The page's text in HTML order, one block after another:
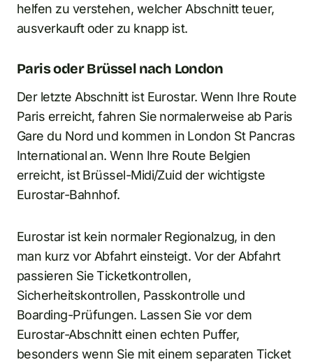
helfen zu verstehen, welcher Abschnitt teuer,
ausverkauft oder zu knapp ist.
Paris oder Brüssel nach London
Der letzte Abschnitt ist Eurostar. Wenn Ihre Route
Paris erreicht, fahren Sie normalerweise ab Paris
Gare du Nord und kommen in London St Pancras
International an. Wenn Ihre Route Belgien
erreicht, ist Brüssel-Midi/Zuid der wichtigste
Eurostar-Bahnhof.
Eurostar ist kein normaler Regionalzug, in den
man kurz vor Abfahrt einsteigt. Vor der Abfahrt
passieren Sie Ticketkontrollen,
Sicherheitskontrollen, Passkontrolle und
Boarding-Prüfungen. Lassen Sie vor dem
Eurostar-Abschnitt einen echten Puffer,
besonders wenn Sie mit einem separaten Ticket